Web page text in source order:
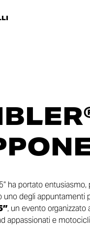
ha portato
uno degli appuntamenti
, un evento organizzato
appassionati e